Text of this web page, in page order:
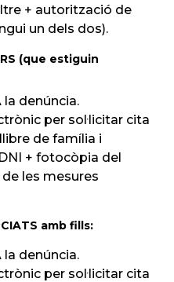
+ autorització de
un dels dos).
(que estiguin
la denúncia.
per sol·licitar cita
de família i
+ fotocòpia del
les mesures
amb fills:
la denúncia.
per sol·licitar cita